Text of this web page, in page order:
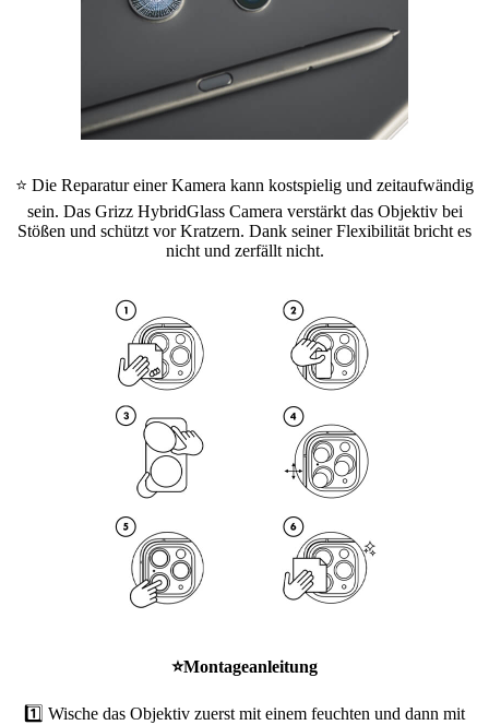
⭐ Die Reparatur einer Kamera kann kostspielig und zeitaufwändig
sein. Das Grizz HybridGlass Camera verstärkt das Objektiv bei
Stößen und schützt vor Kratzern. Dank seiner Flexibilität bricht es
nicht und zerfällt nicht.
⭐Montageanleitung
1️⃣ Wische das Objektiv zuerst mit einem feuchten und dann mit